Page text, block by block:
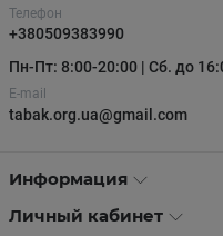
Телефон
+380509383990
Пн-Пт: 8:00-20:00 | Сб. до
E-mail
tabak.org.ua@gmail.com
Информация
Личный кабинет